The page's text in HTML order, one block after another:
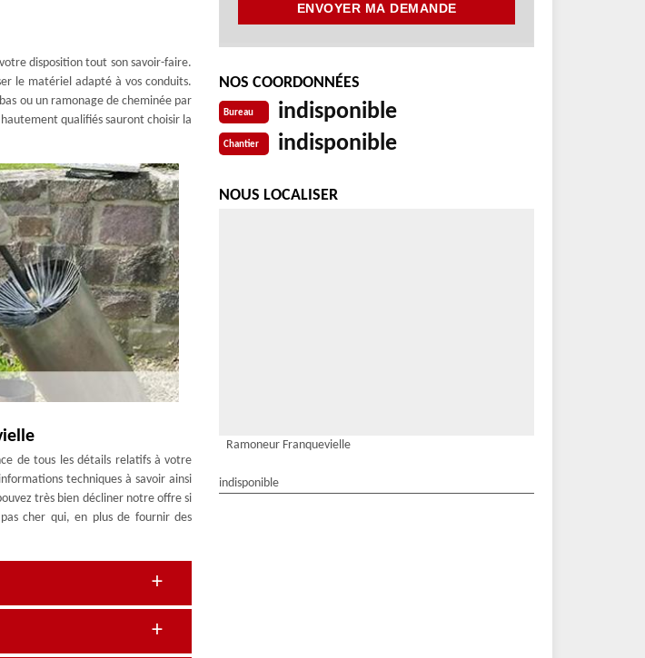
disposition tout son savoir-faire.
le matériel adapté à vos conduits.
ou un ramonage de cheminée par
qualifiés sauront choisir la
de tous les détails relatifs à votre
techniques à savoir ainsi
très bien décliner notre offre si
cher qui, en plus de fournir des
NOS COORDONNÉES
Bureau indisponible
Chantier indisponible
NOUS LOCALISER
Ramoneur Franquevielle
indisponible